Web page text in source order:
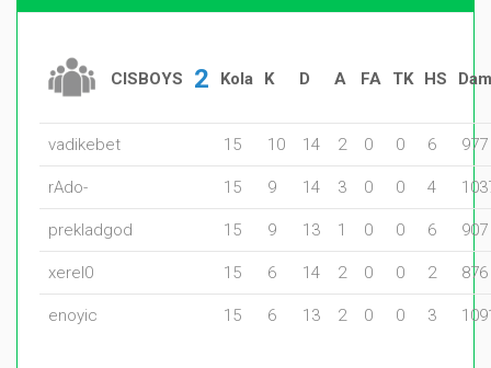
CISBOYS 2 Kola K D A FA TK HS
vadikebet 15 10 14 2 0 0 6 977
rAdo- 15 9 14 3 0 0 4
prekladgod 15 9 13 1 0 0 6 907
xerel0 15 6 14 2 0 0 2 876
enoyic 15 6 13 2 0 0 3